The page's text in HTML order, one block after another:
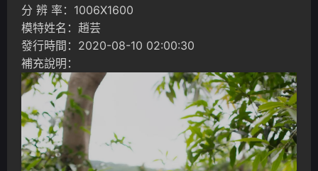
分 辨 率：1006X1600
模特姓名：趙芸
發行時間：2020-08-10 02:00:30
補充說明：